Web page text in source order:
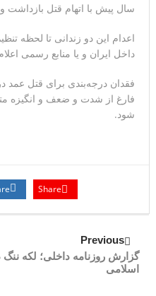
سال پیش با اتهام قتل
اعدام این دو زندانی تا لحظه
داخل ایران و یا منابع رسمی
فقدان درجه‌بندی برای قتل عمد
فارغ از شدت و ضعف و انگیزه
شود.
Share
Previous
گزارش روزنامه داخلی؛ لکه
اسلامی